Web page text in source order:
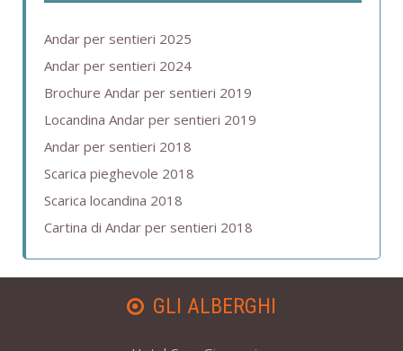
Andar per sentieri 2025
Andar per sentieri 2024
Brochure Andar per sentieri 2019
Locandina Andar per sentieri 2019
Andar per sentieri 2018
Scarica pieghevole 2018
Scarica locandina 2018
Cartina di Andar per sentieri 2018
GLI ALBERGHI